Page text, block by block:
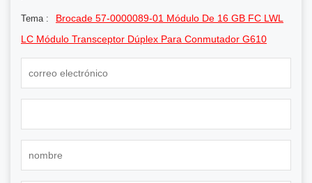
Tema :
Brocade 57-0000089-01 Módulo De 16 GB FC LWL
LC Módulo Transceptor Dúplex Para Conmutador G610